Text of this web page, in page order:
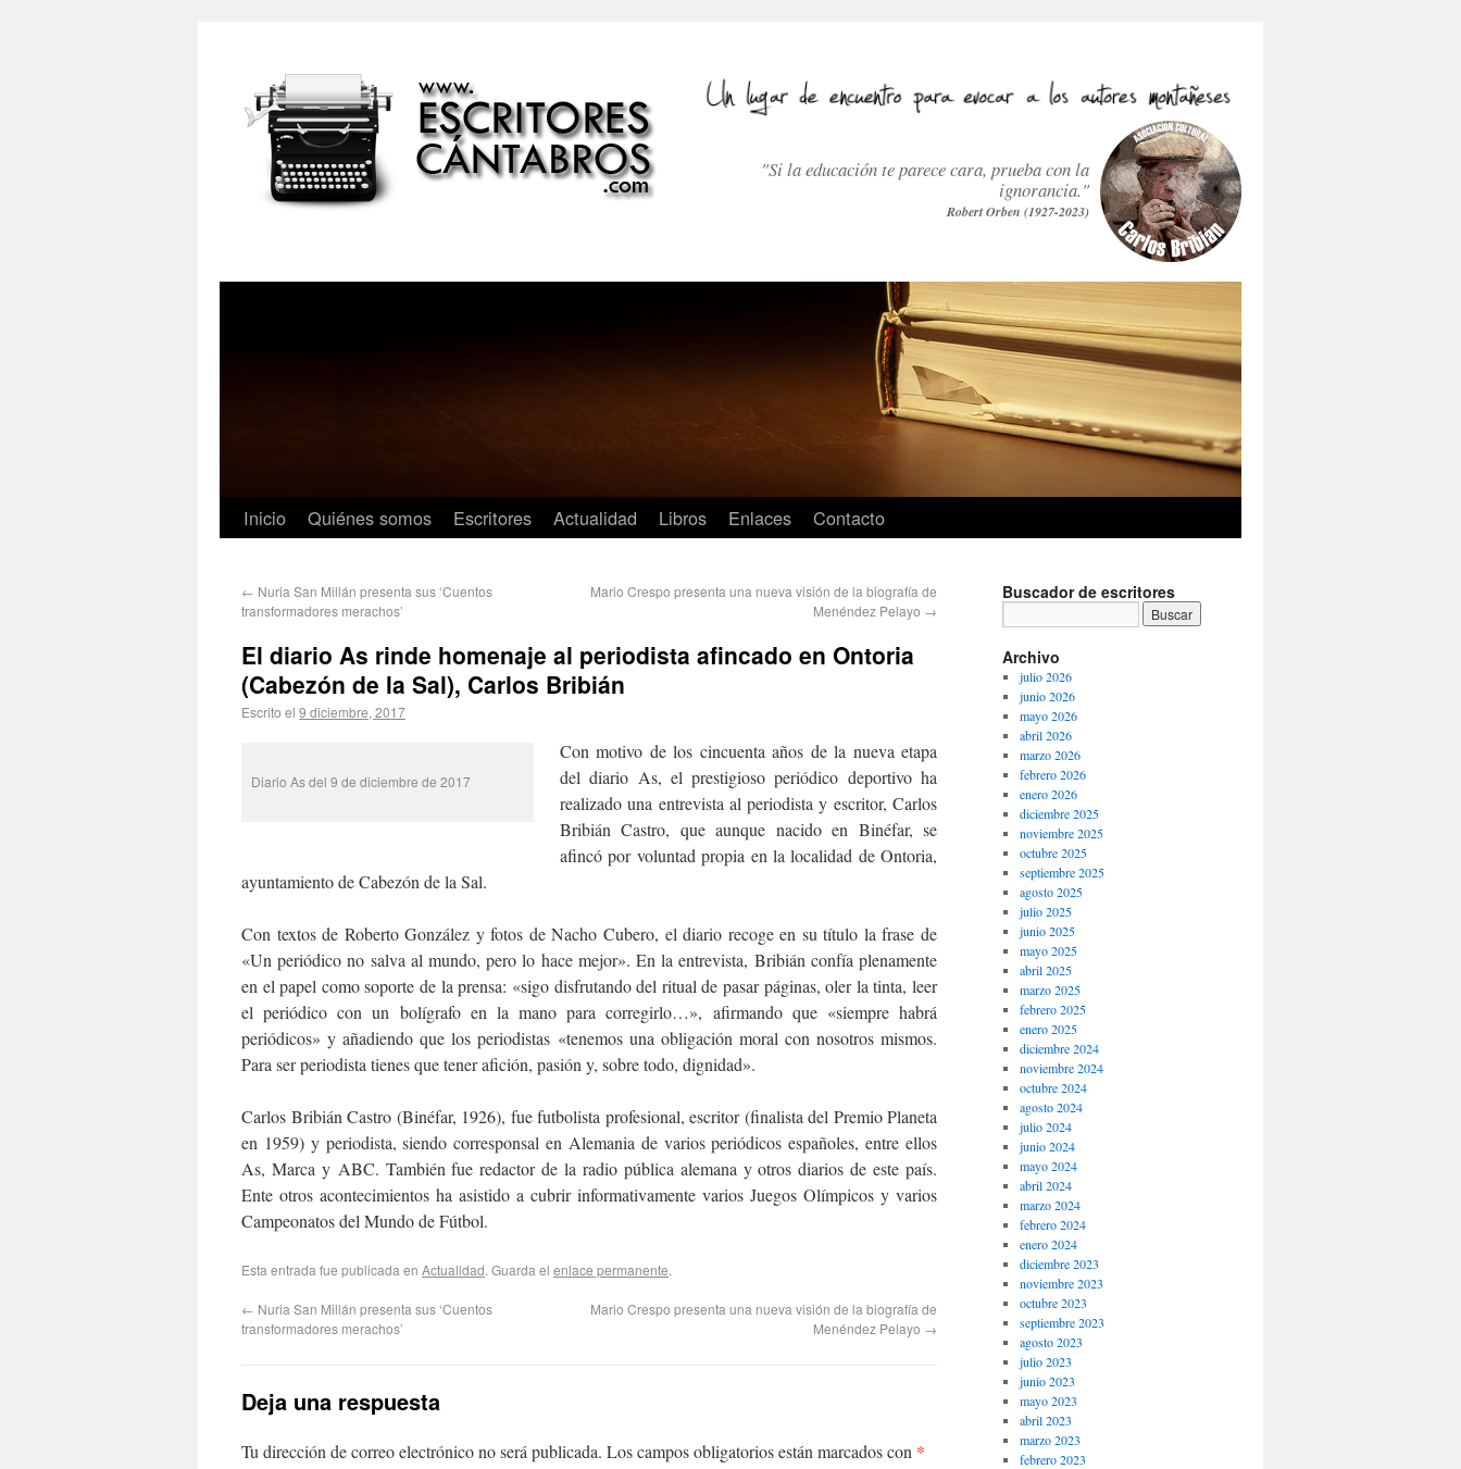
"Si la educación te parece cara, prueba con la
ignorancia."
Robert Orben (1927-2023)
Inicio Quiénes somos Escritores Actualidad Libros Enlaces Contacto
← Nuria San Millán presenta sus ‘Cuentos
transformadores merachos’
Mario Crespo presenta una nueva visión de la biografía de
Menéndez Pelayo →
El diario As rinde homenaje al periodista afincado en Ontoria
(Cabezón de la Sal), Carlos Bribián
Escrito el 9 diciembre, 2017
Diario As del 9 de diciembre de 2017
Con motivo de los cincuenta años de la nueva etapa
del diario As, el prestigioso periódico deportivo ha
realizado una entrevista al periodista y escritor, Carlos
Bribián Castro, que aunque nacido en Binéfar, se
afincó por voluntad propia en la localidad de Ontoria,
ayuntamiento de Cabezón de la Sal.
Con textos de Roberto González y fotos de Nacho Cubero, el diario recoge en su título la frase de
«Un periódico no salva al mundo, pero lo hace mejor». En la entrevista, Bribián confía plenamente
en el papel como soporte de la prensa: «sigo disfrutando del ritual de pasar páginas, oler la tinta, leer
el periódico con un bolígrafo en la mano para corregirlo…», afirmando que «siempre habrá
periódicos» y añadiendo que los periodistas «tenemos una obligación moral con nosotros mismos.
Para ser periodista tienes que tener afición, pasión y, sobre todo, dignidad».
Carlos Bribián Castro (Binéfar, 1926), fue futbolista profesional, escritor (finalista del Premio Planeta
en 1959) y periodista, siendo corresponsal en Alemania de varios periódicos españoles, entre ellos
As, Marca y ABC. También fue redactor de la radio pública alemana y otros diarios de este país.
Ente otros acontecimientos ha asistido a cubrir informativamente varios Juegos Olímpicos y varios
Campeonatos del Mundo de Fútbol.
Esta entrada fue publicada en Actualidad. Guarda el enlace permanente.
← Nuria San Millán presenta sus ‘Cuentos
transformadores merachos’
Mario Crespo presenta una nueva visión de la biografía de
Menéndez Pelayo →
Deja una respuesta
Tu dirección de correo electrónico no será publicada. Los campos obligatorios están marcados con *
Buscador de escritores
Archivo
julio 2026
junio 2026
mayo 2026
abril 2026
marzo 2026
febrero 2026
enero 2026
diciembre 2025
noviembre 2025
octubre 2025
septiembre 2025
agosto 2025
julio 2025
junio 2025
mayo 2025
abril 2025
marzo 2025
febrero 2025
enero 2025
diciembre 2024
noviembre 2024
octubre 2024
agosto 2024
julio 2024
junio 2024
mayo 2024
abril 2024
marzo 2024
febrero 2024
enero 2024
diciembre 2023
noviembre 2023
octubre 2023
septiembre 2023
agosto 2023
julio 2023
junio 2023
mayo 2023
abril 2023
marzo 2023
febrero 2023